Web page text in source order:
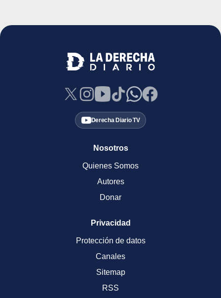
Derecha Diario TV
Nosotros
Quienes Somos
Autores
Donar
Privacidad
Protección de datos
Canales
Sitemap
RSS